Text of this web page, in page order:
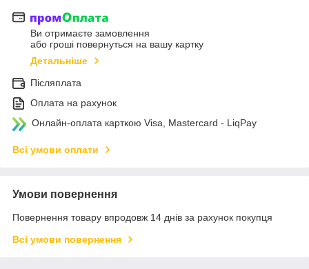
Ви отримаєте замовлення
або гроші повернуться на вашу картку
Детальніше
Післяплата
Оплата на рахунок
Онлайн-оплата карткою Visa, Mastercard - LiqPay
Всі умови оплати
Умови повернення
Повернення товару впродовж 14 днів за рахунок покупця
Всі умови повернення